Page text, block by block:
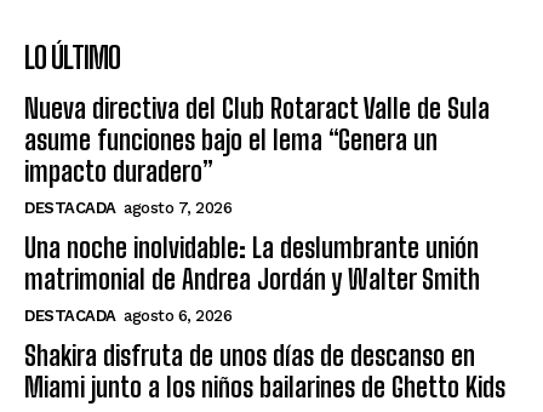
LO ÚLTIMO
Nueva directiva del Club Rotaract Valle de Sula
asume funciones bajo el lema “Genera un
impacto duradero”
DESTACADA agosto 7, 2026
Una noche inolvidable: La deslumbrante unión
matrimonial de Andrea Jordán y Walter Smith
DESTACADA agosto 6, 2026
Shakira disfruta de unos días de descanso en
Miami junto a los niños bailarines de Ghetto Kids